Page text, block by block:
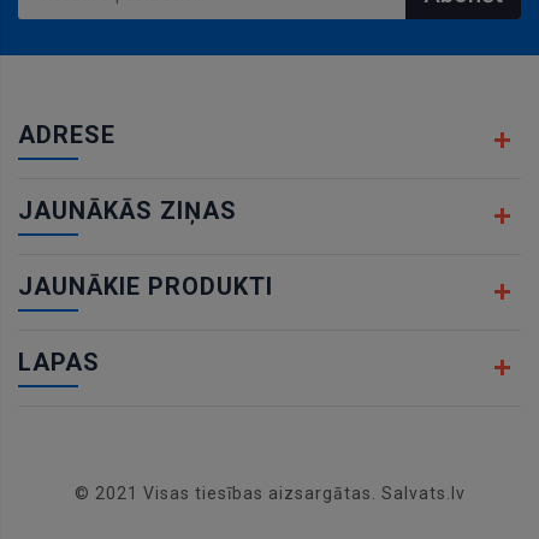
ADRESE
JAUNĀKĀS ZIŅAS
JAUNĀKIE PRODUKTI
LAPAS
© 2021 Visas tiesības aizsargātas. Salvats.lv